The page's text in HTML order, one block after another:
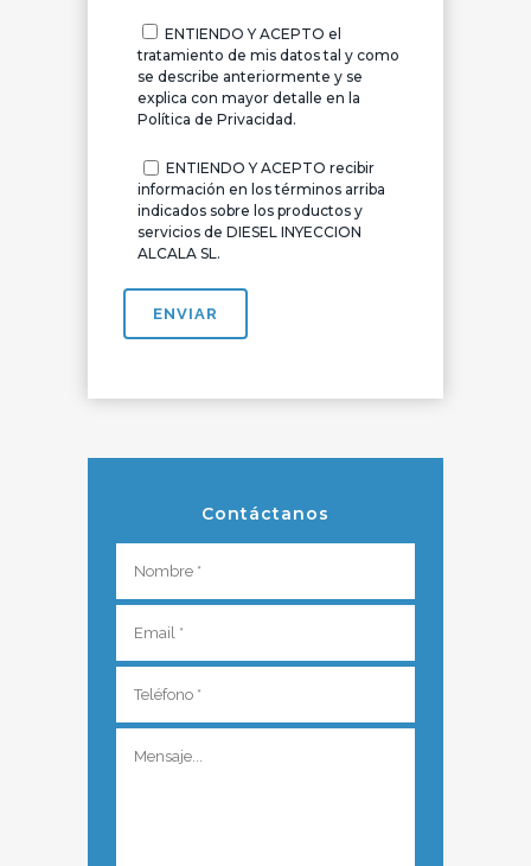
ENTIENDO Y ACEPTO el
tratamiento de mis datos tal y como
se describe anteriormente y se
explica con mayor detalle en la
Política de Privacidad.
ENTIENDO Y ACEPTO recibir
información en los términos arriba
indicados sobre los productos y
servicios de DIESEL INYECCION
ALCALA SL.
Contáctanos